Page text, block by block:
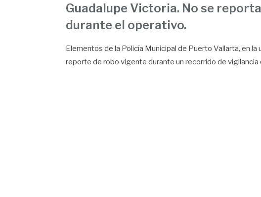
Guadalupe Victoria. No se
durante el operativo.
Elementos de la Policía Municipal de Puerto Vallarta, en
reporte de robo vigente durante un recorrido de vigilancia